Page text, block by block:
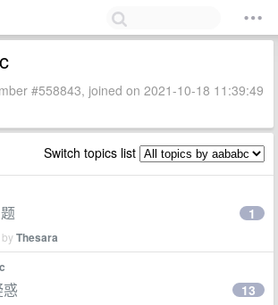
#558843, joined on 2021-10-18 11:39:49
Switch topics list
Thesara
1
13